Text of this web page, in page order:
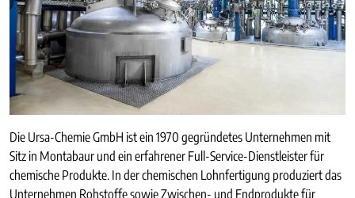
Die Ursa-Chemie GmbH ist ein 1970 gegründetes Unternehmen mit
Sitz in Montabaur und ein erfahrener Full-Service-Dienstleister für
chemische Produkte. In der chemischen Lohnfertigung produziert das
Unternehmen Rohstoffe sowie Zwischen- und Endprodukte für